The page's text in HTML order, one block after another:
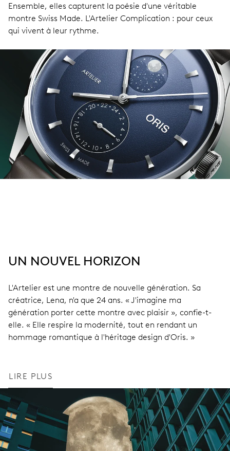
Ensemble, elles capturent la poésie d'une véritable
montre Swiss Made. L'Artelier Complication : pour ceux
qui vivent à leur rythme.
UN NOUVEL HORIZON
L'Artelier est une montre de nouvelle génération. Sa
créatrice, Lena, n'a que 24 ans. « J'imagine ma
génération porter cette montre avec plaisir », confie-t-
elle. « Elle respire la modernité, tout en rendant un
hommage romantique à l'héritage design d'Oris. »
LIRE PLUS